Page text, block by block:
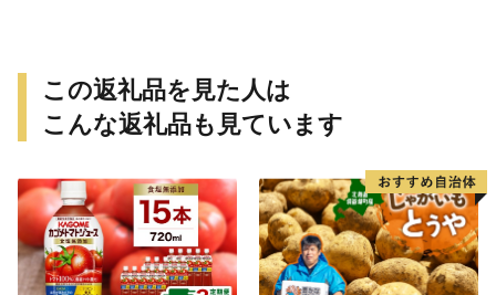
この返礼品を見た人は
こんな返礼品も見ています